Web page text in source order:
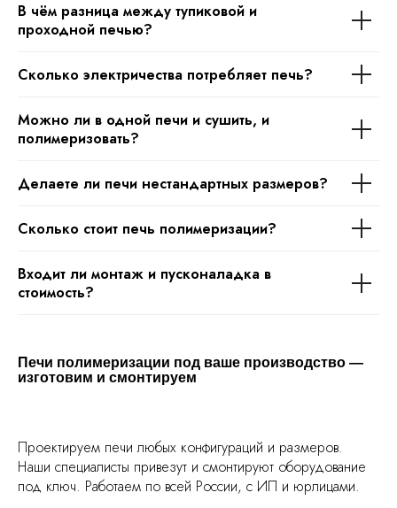
В чём разница между тупиковой и
проходной печью?
Сколько электричества потребляет печь?
Можно ли в одной печи и сушить, и
полимеризовать?
Делаете ли печи нестандартных размеров?
Сколько стоит печь полимеризации?
Входит ли монтаж и пусконаладка в
стоимость?
Печи полимеризации под ваше производство —
изготовим и смонтируем
Проектируем печи любых конфигураций и размеров.
Наши специалисты привезут и смонтируют оборудование
под ключ. Работаем по всей России, с ИП и юрлицами.